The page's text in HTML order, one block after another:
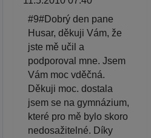
#9#Dobrý den pane
Husar, děkuji Vám, že
jste mě učil a
podporoval mne. Jsem
Vám moc vděčná.
Děkuji moc. dostala
jsem se na gymnázium,
které pro mě bylo skoro
nedosažitelné. Díky